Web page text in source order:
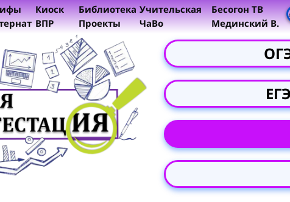
Киоск
ВПР
Библиотека
Проекты
Учительская
ЧаВо
Бесогон ТВ
Мединский В.